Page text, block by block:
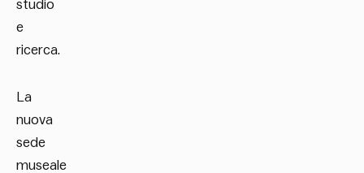
studio
e
ricerca.
La
nuova
sede
museale